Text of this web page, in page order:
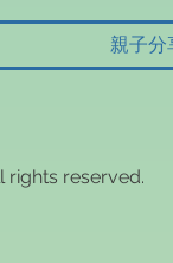
rights reserved.
親子分